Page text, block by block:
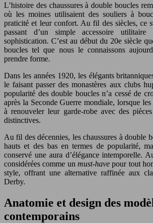
L’histoire des chaussures à double boucles
où les moines utilisaient des souliers à
praticité et leur confort. Au fil des siècles, ce
passant d’un simple accessoire
sophistication. C’est au début du 20e siècle
boucles tel que nous le connaissons
prendre forme.
Dans les années 1920, les élégants
le faisant passer des monastères aux clubs
popularité des double boucles n’a cessé de
après la Seconde Guerre mondiale, lorsque
à renouveler leur garde-robe avec des
distinctives.
Au fil des décennies, les chaussures à double
hauts et des bas en termes de popularité,
conservé une aura d’élégance intemporelle.
considérées comme un must-havepour tout
style, offrant une alternative raffinée aux
Derby.
Anatomie et design des
contemporains